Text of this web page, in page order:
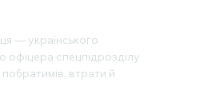
— українського
офіцера спецпідрозділу
втрати й